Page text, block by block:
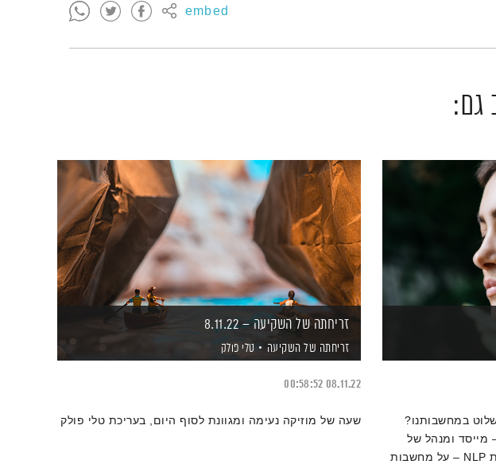
embed
גם:
במחשבותנו?
מייסד ומנהל של
חברת אלון ומומחה לאימון אישי בשיטת NLP – על מחשבות
זריחתה של השקיעה – 8.11.22
זריחתה של השקיעה טלי פולק
08.11.22
00:58:52
שעה של מוזיקה נעימה ומגוונת לסוף היום, בעריכת טלי פולק